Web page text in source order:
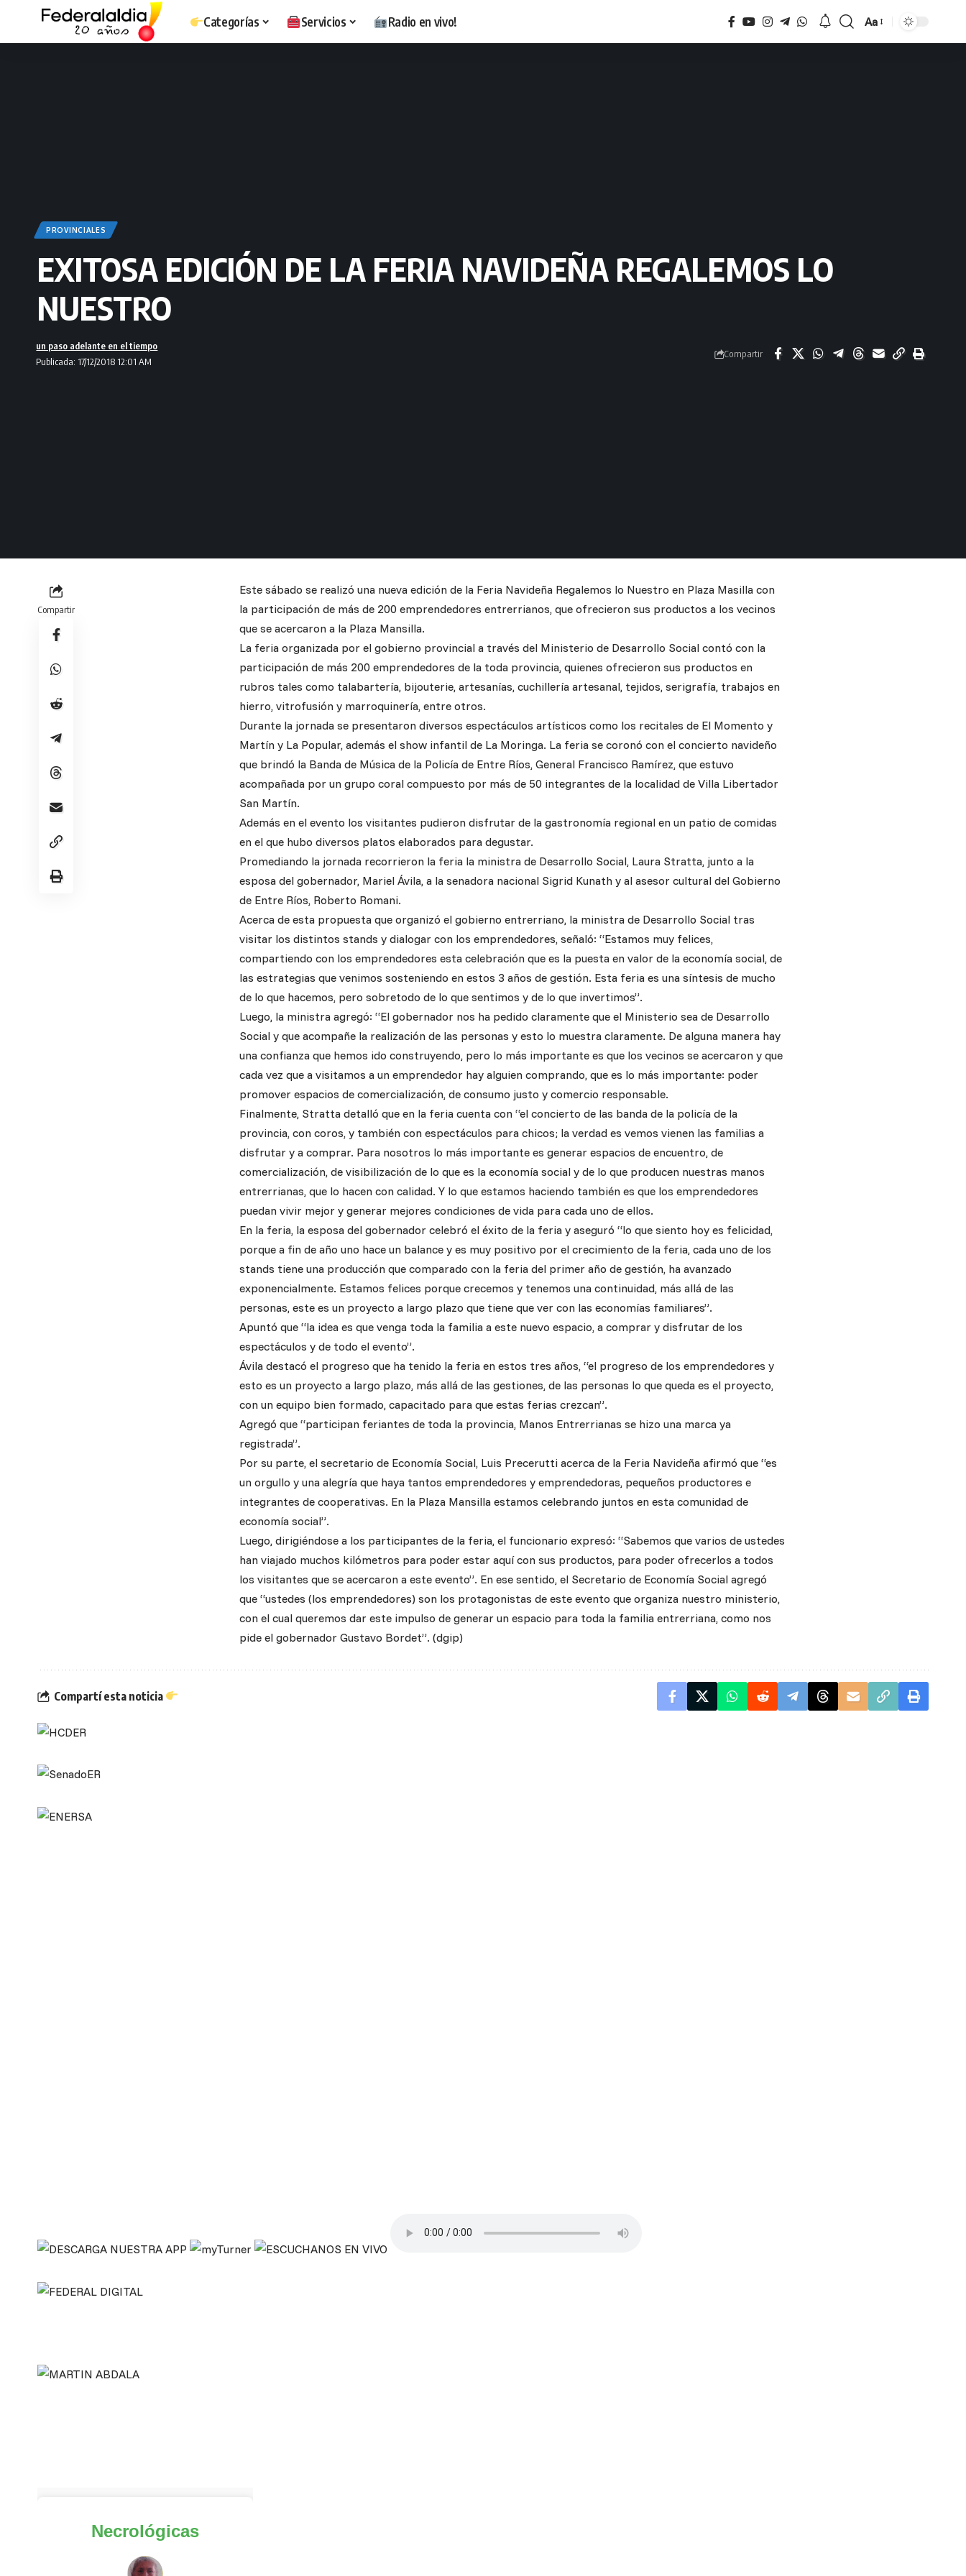
Categorías Servicios Radio en vivo!
Tamaño
Aa
PROVINCIALES
EXITOSA EDICIÓN DE LA FERIA NAVIDEÑA REGALEMOS LO
NUESTRO
Publicada: 17/12/2018 12:01 AM
un paso adelante en el tiempo
Compartir
Compartir
Este sábado se realizó una nueva edición de la Feria Navideña Regalemos lo Nuestro en Plaza Masilla con
la participación de más de 200 emprendedores entrerrianos, que ofrecieron sus productos a los vecinos
que se acercaron a la Plaza Mansilla.
La feria organizada por el gobierno provincial a través del Ministerio de Desarrollo Social contó con la
participación de más 200 emprendedores de la toda provincia, quienes ofrecieron sus productos en
rubros tales como talabartería, bijouterie, artesanías, cuchillería artesanal, tejidos, serigrafía, trabajos en
hierro, vitrofusión y marroquinería, entre otros.
Durante la jornada se presentaron diversos espectáculos artísticos como los recitales de El Momento y
Martín y La Popular, además el show infantil de La Moringa. La feria se coronó con el concierto navideño
que brindó la Banda de Música de la Policía de Entre Ríos, General Francisco Ramírez, que estuvo
acompañada por un grupo coral compuesto por más de 50 integrantes de la localidad de Villa Libertador
San Martín.
Además en el evento los visitantes pudieron disfrutar de la gastronomía regional en un patio de comidas
en el que hubo diversos platos elaborados para degustar.
Promediando la jornada recorrieron la feria la ministra de Desarrollo Social, Laura Stratta, junto a la
esposa del gobernador, Mariel Ávila, a la senadora nacional Sigrid Kunath y al asesor cultural del Gobierno
de Entre Ríos, Roberto Romani.
Acerca de esta propuesta que organizó el gobierno entrerriano, la ministra de Desarrollo Social tras
visitar los distintos stands y dialogar con los emprendedores, señaló: “Estamos muy felices,
compartiendo con los emprendedores esta celebración que es la puesta en valor de la economía social, de
las estrategias que venimos sosteniendo en estos 3 años de gestión. Esta feria es una síntesis de mucho
de lo que hacemos, pero sobretodo de lo que sentimos y de lo que invertimos”.
Luego, la ministra agregó: “El gobernador nos ha pedido claramente que el Ministerio sea de Desarrollo
Social y que acompañe la realización de las personas y esto lo muestra claramente. De alguna manera hay
una confianza que hemos ido construyendo, pero lo más importante es que los vecinos se acercaron y que
cada vez que a visitamos a un emprendedor hay alguien comprando, que es lo más importante: poder
promover espacios de comercialización, de consumo justo y comercio responsable.
Finalmente, Stratta detalló que en la feria cuenta con “el concierto de las banda de la policía de la
provincia, con coros, y también con espectáculos para chicos; la verdad es vemos vienen las familias a
disfrutar y a comprar. Para nosotros lo más importante es generar espacios de encuentro, de
comercialización, de visibilización de lo que es la economía social y de lo que producen nuestras manos
entrerrianas, que lo hacen con calidad. Y lo que estamos haciendo también es que los emprendedores
puedan vivir mejor y generar mejores condiciones de vida para cada uno de ellos.
En la feria, la esposa del gobernador celebró el éxito de la feria y aseguró “lo que siento hoy es felicidad,
porque a fin de año uno hace un balance y es muy positivo por el crecimiento de la feria, cada uno de los
stands tiene una producción que comparado con la feria del primer año de gestión, ha avanzado
exponencialmente. Estamos felices porque crecemos y tenemos una continuidad, más allá de las
personas, este es un proyecto a largo plazo que tiene que ver con las economías familiares”.
Apuntó que “la idea es que venga toda la familia a este nuevo espacio, a comprar y disfrutar de los
espectáculos y de todo el evento”.
Ávila destacó el progreso que ha tenido la feria en estos tres años, “el progreso de los emprendedores y
esto es un proyecto a largo plazo, más allá de las gestiones, de las personas lo que queda es el proyecto,
con un equipo bien formado, capacitado para que estas ferias crezcan”.
Agregó que “participan feriantes de toda la provincia, Manos Entrerrianas se hizo una marca ya
registrada”.
Por su parte, el secretario de Economía Social, Luis Precerutti acerca de la Feria Navideña afirmó que “es
un orgullo y una alegría que haya tantos emprendedores y emprendedoras, pequeños productores e
integrantes de cooperativas. En la Plaza Mansilla estamos celebrando juntos en esta comunidad de
economía social”.
Luego, dirigiéndose a los participantes de la feria, el funcionario expresó: “Sabemos que varios de ustedes
han viajado muchos kilómetros para poder estar aquí con sus productos, para poder ofrecerlos a todos
los visitantes que se acercaron a este evento”. En ese sentido, el Secretario de Economía Social agregó
que “ustedes (los emprendedores) son los protagonistas de este evento que organiza nuestro ministerio,
con el cual queremos dar este impulso de generar un espacio para toda la familia entrerriana, como nos
pide el gobernador Gustavo Bordet”. (dgip)
Compartí esta noticia